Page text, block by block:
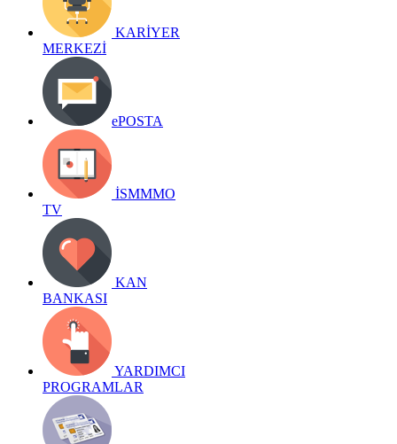
KARİYER
MERKEZİ
ePOSTA
İSMMMO
TV
KAN
BANKASI
YARDIMCI
PROGRAMLAR